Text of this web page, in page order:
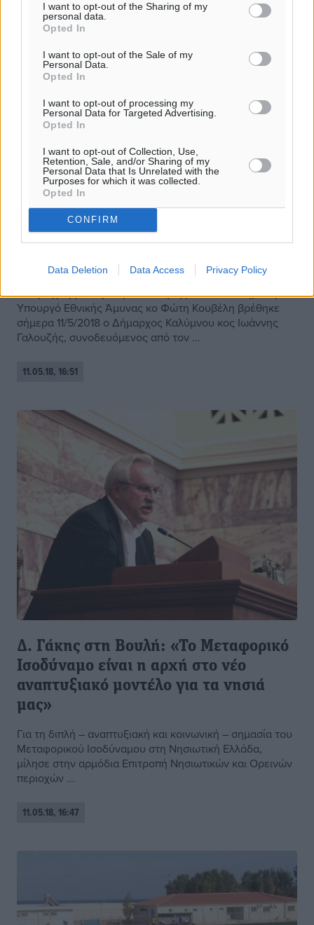
I want to opt-out of the Sharing of my
personal data.
Opted In
I want to opt-out of the Sale of my
Personal Data.
Opted In
I want to opt-out of processing my
Personal Data for Targeted Advertising.
Opted In
I want to opt-out of Collection, Use,
Retention, Sale, and/or Sharing of my
Personal Data that Is Unrelated with the
Purposes for which it was collected.
Opted In
CONFIRM
Data Deletion Data Access Privacy Policy
Συνάνάντηση του Δημάρχου
Καλύμνου με τον κ. Φώτη Κουβέλη
Σε προγραμματισμένη συνάντηση με το Αναπληρωτή
Υπουργό Εθνικής Άμυνας κο Φώτη Κουβέλη βρέθηκε
σήμερα 11/5/2018 ο Δήμαρχος Καλύμνου κος Ιωάννης
Γαλουζής, συνοδευόμενος από τον ...
11.05.18, 16:51
Δ. Γάκης στη Βουλή: «Το Μεταφορικό
Ισοδύναμο είναι η αρχή στο νέο
αναπτυξιακό μοντέλο για τα νησιά
μας»
Για τη διπλή – αναπτυξιακή και κοινωνική – σημασία του
Μεταφορικού Ισοδύναμου στη Νησιωτική Ελλάδα,
μίλησε στην αρμόδια Επιτροπή Νησιωτικών και Ορεινών
περιοχών ...
11.05.18, 16:47